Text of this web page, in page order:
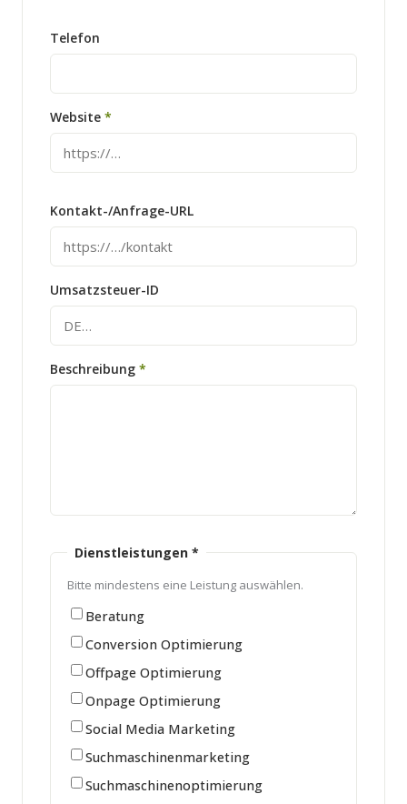
Telefon
Website *
Kontakt-/Anfrage-URL
Umsatzsteuer-ID
Beschreibung *
Dienstleistungen *
Bitte mindestens eine Leistung auswählen.
Beratung
Conversion Optimierung
Offpage Optimierung
Onpage Optimierung
Social Media Marketing
Suchmaschinenmarketing
Suchmaschinenoptimierung